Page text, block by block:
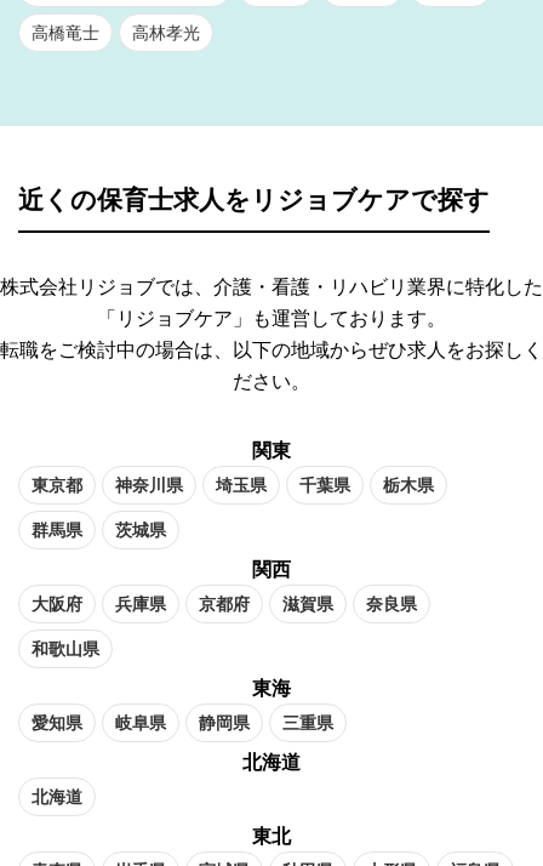
高橋竜士 高林孝光
近くの保育士求人をリジョブケアで探す
株式会社リジョブでは、介護・看護・リハビリ業界に特化した
「リジョブケア」も運営しております。
転職をご検討中の場合は、以下の地域からぜひ求人をお探しく
ださい。
関東
東京都 神奈川県 埼玉県 千葉県 栃木県
群馬県 茨城県
関西
大阪府 兵庫県 京都府 滋賀県 奈良県
和歌山県
東海
愛知県 岐阜県 静岡県 三重県
北海道
北海道
東北